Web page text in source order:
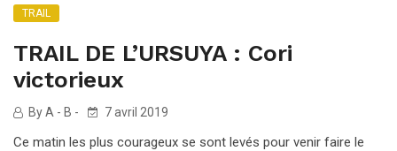
TRAIL
TRAIL DE L’URSUYA : Cori
victorieux
By A - B - 7 avril 2019
Ce matin les plus courageux se sont levés pour venir faire le